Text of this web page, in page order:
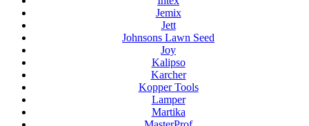
Jemix
Jett
Johnsons Lawn Seed
Joy
Kalipso
Karcher
Kopper Tools
Lamper
Martika